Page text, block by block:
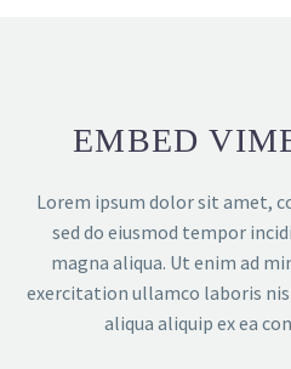
EMBED
Lorem ipsum dolor sit amet,
sed do eiusmod tempor
magna aliqua. Ut enim ad
exercitation ullamco laboris
aliqua aliquip ex ea